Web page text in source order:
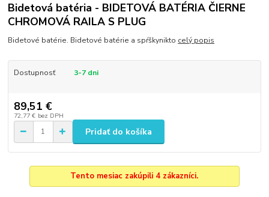
Bidetová batéria - BIDETOVÁ BATÉRIA ČIERNE
CHROMOVÁ RAILA S PLUG
Bidetové batérie. Bidetové batérie a spŕškynikto celý popis
Dostupnosť 3-7 dni
89,51 €
72,77 € bez DPH
Pridať do košíka
Tento mesiac zakúpili 4 zákazníci.